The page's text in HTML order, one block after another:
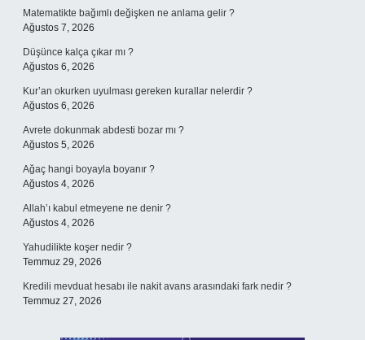
Matematikte bağımlı değişken ne anlama gelir ?
Ağustos 7, 2026
Düşünce kalça çıkar mı ?
Ağustos 6, 2026
Kur’an okurken uyulması gereken kurallar nelerdir ?
Ağustos 6, 2026
Avrete dokunmak abdesti bozar mı ?
Ağustos 5, 2026
Ağaç hangi boyayla boyanır ?
Ağustos 4, 2026
Allah’ı kabul etmeyene ne denir ?
Ağustos 4, 2026
Yahudilikte koşer nedir ?
Temmuz 29, 2026
Kredili mevduat hesabı ile nakit avans arasındaki fark nedir ?
Temmuz 27, 2026